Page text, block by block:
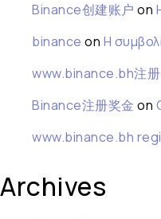
Binance创建账户 on
binance on Η
www.binance.bh注册
Binance注册奖金 on
www.binance.bh
Archives